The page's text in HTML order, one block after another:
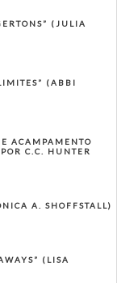
(JULIA
(ABBI
ACAMPAMENTO
C.C. HUNTER
A. SHOFFSTALL)
(LISA